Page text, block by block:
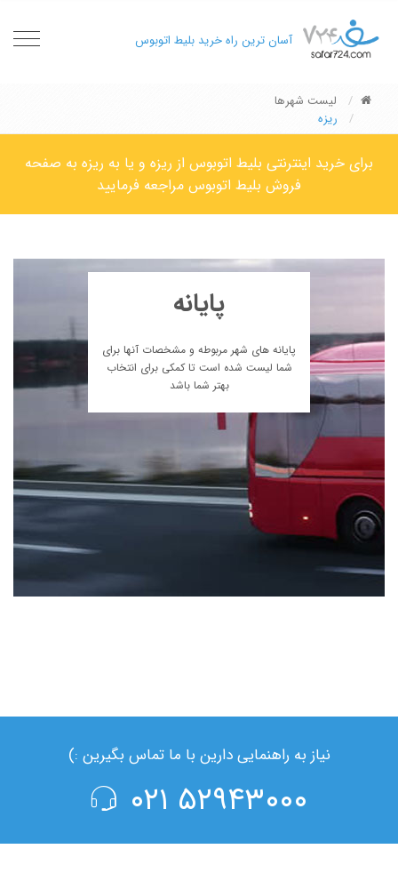
آسان ترین راه خرید بلیط اتوبوس
لیست شهرها
ریزه
برای خرید اینترنتی بلیط اتوبوس از ریزه و یا به ریزه به صفحه
فروش بلیط اتوبوس مراجعه فرمایید
پایانه
پایانه های شهر مربوطه و مشخصات آنها برای
شما لیست شده است تا کمکی برای انتخاب
بهتر شما باشد
نیاز به راهنمایی دارین با ما تماس بگیرین :)
۵۲۹۴۳۰۰۰ ۰۲۱